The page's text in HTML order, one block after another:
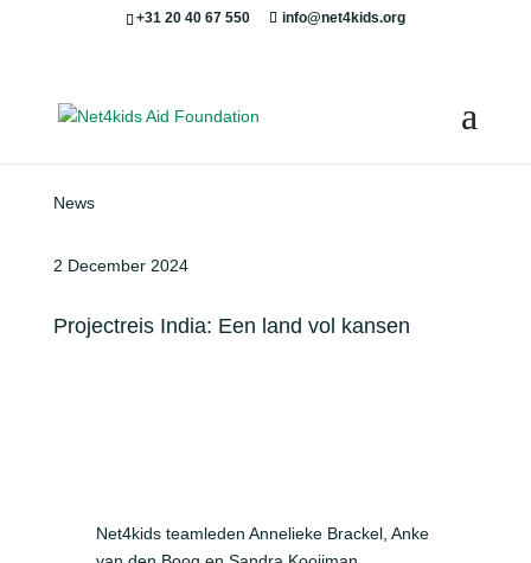
+31 20 40 67 550 info@net4kids.org
News
2 December 2024
Projectreis India: Een land vol kansen
Net4kids teamleden Annelieke Brackel, Anke